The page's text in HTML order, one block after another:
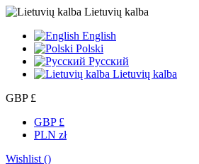
Lietuvių kalba
English
Polski
Русский
Lietuvių kalba
GBP £
GBP £
PLN zł
Wishlist ()